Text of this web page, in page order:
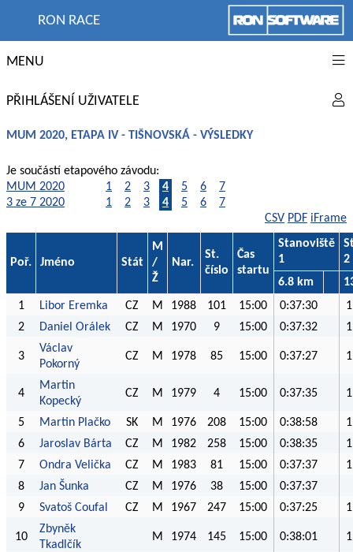
RON RACE
MENU
PŘIHLÁŠENÍ UŽIVATELE
MUM 2020, ETAPA IV - TIŠNOVSKÁ - VÝSLEDKY
Je součástí etapového závodu:
MUM 2020
1 2 3 4 5 6
7
3 ze 7 2020
1 2 3 4 5 6
7
CSV PDF iFrame
Poř. Jméno Stát
M
/
Ž
Nar.
St.
číslo
Čas
startu
Stanoviště
1
2
6.8 km
1
Libor Eremka CZ M 1988 101 15:00 0:37:30
2
Daniel Orálek CZ M 1970 9 15:00 0:37:32
3
Václav
Pokorný
CZ M 1978 85 15:00 0:37:27
4
Martin
Kopecký
CZ M 1979 4 15:00 0:37:35
5 Martin Plačko SK M 1976 208 15:00 0:38:58
6
Jaroslav Bárta CZ M 1982 258 15:00 0:38:35
7
Ondra Velička CZ M 1983 81 15:00 0:37:37
8
Jan Šunka CZ M 1976 38 15:00
0:37:37
9
Svatoš Coufal CZ M 1967 247 15:00 0:37:25
10
Zbyněk
Tkadlčík
M 1974 145 15:00 0:38:01